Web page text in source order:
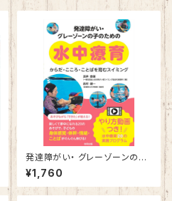
発達障がい・ グレーゾーンの子
のための 水中療育 からだ・ここ
ろ・ことばを育むスイミング
¥1,760